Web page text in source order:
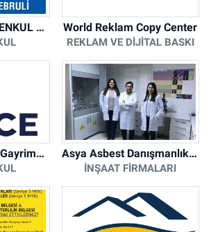
TURYAP GAYRİMENKUL DANIŞMANLIK HİZMETLERİ World Reklam Copy Center
REKLAM VE DIJITAL BASKI
TEKCE ® | Global Gayrimenkul Şirketi Asya Asbest Danışmanlık - Asbest Söküm ve Asbest Raporu
İNŞAAT FIRMALARI